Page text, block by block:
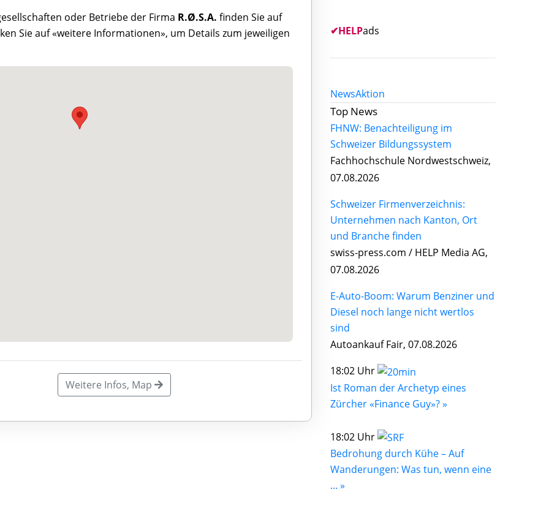
oder Betriebe der Firma R.Ø.S.A. finden Sie auf
Sie auf «weitere Informationen», um Details zum jeweiligen
Weitere Infos, Map
✔HELPads
NewsAktion
Top News
FHNW: Benachteiligung im
Schweizer Bildungssystem
Fachhochschule Nordwestschweiz,
07.08.2026
Schweizer Firmenverzeichnis:
Unternehmen nach Kanton, Ort
und Branche finden
swiss-press.com / HELP Media AG,
07.08.2026
E-Auto-Boom: Warum Benziner und
Diesel noch lange nicht wertlos
sind
Autoankauf Fair, 07.08.2026
18:02 Uhr
Ist Roman der Archetyp eines
Zürcher «Finance Guy»? »
18:02 Uhr
Bedrohung durch Kühe – Auf
Wanderungen: Was tun, wenn eine
... »